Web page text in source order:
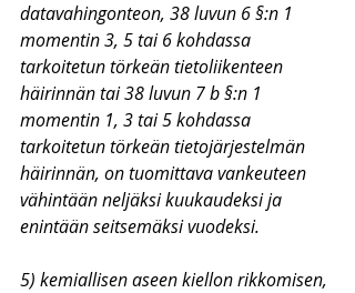
datavahingonteon, 38 luvun 6 §:n 1
momentin 3, 5 tai 6 kohdassa
tarkoitetun törkeän tietoliikenteen
häirinnän tai 38 luvun 7 b §:n 1
momentin 1, 3 tai 5 kohdassa
tarkoitetun törkeän tietojärjestelmän
häirinnän, on tuomittava vankeuteen
vähintään neljäksi kuukaudeksi ja
enintään seitsemäksi vuodeksi.
5) kemiallisen aseen kiellon rikkomisen,